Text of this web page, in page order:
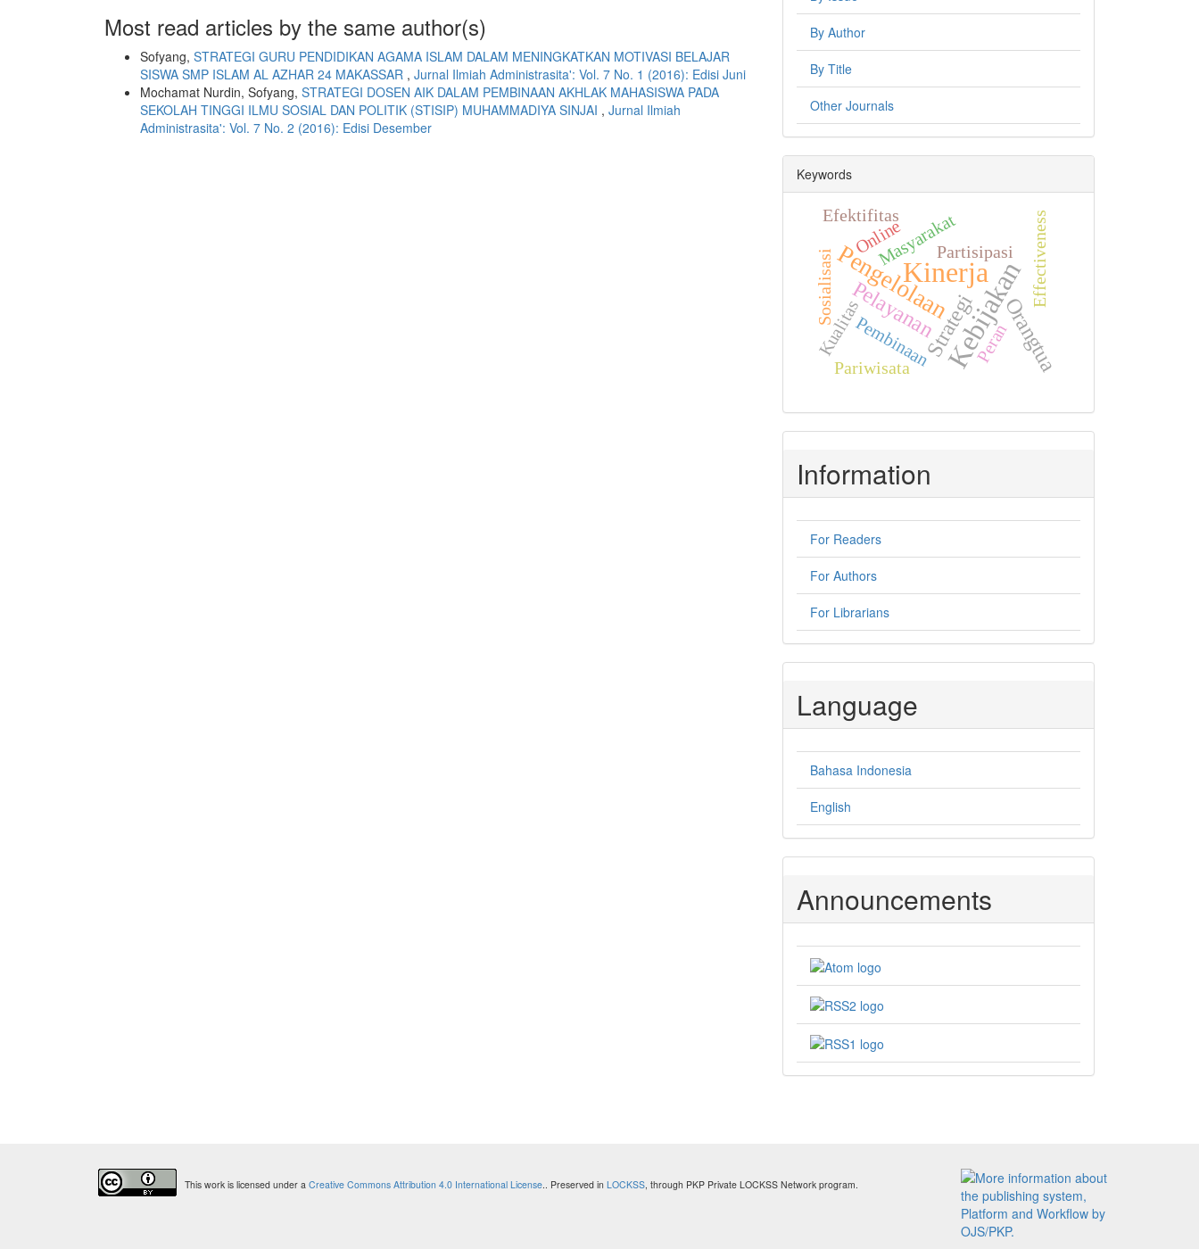
Most read articles by the same author(s)
Sofyang, STRATEGI GURU PENDIDIKAN AGAMA ISLAM DALAM MENINGKATKAN MOTIVASI BELAJAR
SISWA SMP ISLAM AL AZHAR 24 MAKASSAR , Jurnal Ilmiah Administrasita': Vol. 7 No. 1 (2016): Edisi Juni
Mochamat Nurdin, Sofyang, STRATEGI DOSEN AIK DALAM PEMBINAAN AKHLAK MAHASISWA PADA
SEKOLAH TINGGI ILMU SOSIAL DAN POLITIK (STISIP) MUHAMMADIYA SINJAI , Jurnal Ilmiah
Administrasita': Vol. 7 No. 2 (2016): Edisi Desember
By Author
By Title
Other Journals
Keywords
Kebijakan
Kinerja
Pengelolaan
Orangtua
Strategi
Pelayanan
MasyarakatPartisipasi
Kualitas
Effectiveness
Pembinaan
Sosialisasi
Online
Pariwisata
Efektifitas
Peran
Information
For Readers
For Authors
For Librarians
Language
Bahasa Indonesia
English
Announcements
This work is licensed under a Creative Commons Attribution 4.0 International License.. Preserved in LOCKSS, through PKP Private LOCKSS Network program.